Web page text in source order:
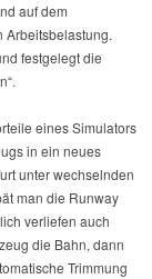
auf dem
Arbeitsbelastung.
festgelegt die
eines Simulators
in ein neues
unter wechselnden
man die Runway
verliefen auch
die Bahn, dann
Trimmung